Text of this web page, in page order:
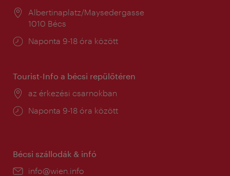
Helyszín:
Albertinaplatz/Maysedergasse
1010 Bécs
Nyitva
Naponta 9-18 óra között
Tourist-Info a bécsi repülőtéren
Helyszín:
az érkezési csarnokban
Nyitva
Naponta 9-18 óra között
Bécsi szállodák & infó
E-
info@wien.info